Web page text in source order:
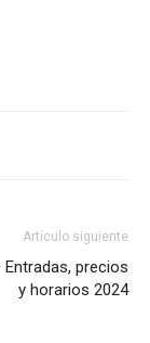
Artículo siguiente
Entradas, precios
y horarios 2024